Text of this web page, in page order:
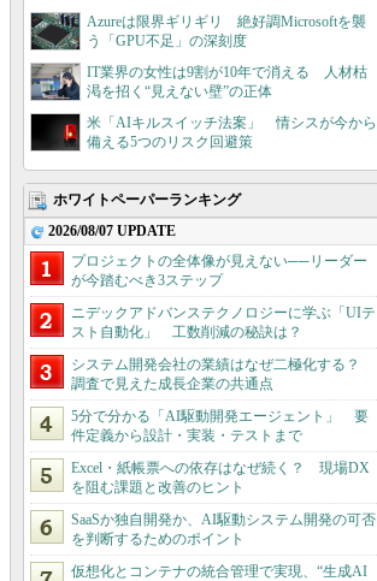
Azureは限界ギリギリ 絶好調Microsoftを襲
う「GPU不足」の深刻度
IT業界の女性は9割が10年で消える 人材枯
渇を招く“見えない壁”の正体
米「AIキルスイッチ法案」 情シスが今から
備える5つのリスク回避策
ホワイトペーパーランキング
2026/08/07 UPDATE
プロジェクトの全体像が見えない──リーダー
が今踏むべき3ステップ
ニデックアドバンステクノロジーに学ぶ「UIテ
スト自動化」 工数削減の秘訣は？
システム開発会社の業績はなぜ二極化する？
調査で見えた成長企業の共通点
5分で分かる「AI駆動開発エージェント」 要
件定義から設計・実装・テストまで
Excel・紙帳票への依存はなぜ続く？ 現場DX
を阻む課題と改善のヒント
SaaSか独自開発か、AI駆動システム開発の可否
を判断するためのポイント
仮想化とコンテナの統合管理で実現、“生成AI